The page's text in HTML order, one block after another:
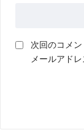
次回のコメ
メールアドレ